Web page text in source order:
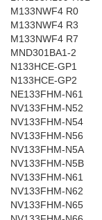
M133NWF4 R0
M133NWF4 R3
M133NWF4 R7
MND301BA1-2
N133HCE-GP1
N133HCE-GP2
NE133FHM-N61
NV133FHM-N52
NV133FHM-N54
NV133FHM-N56
NV133FHM-N5A
NV133FHM-N5B
NV133FHM-N61
NV133FHM-N62
NV133FHM-N65